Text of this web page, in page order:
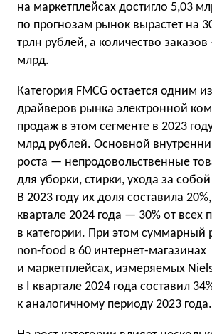
на маркетплейсах достигло 5,03
по прогнозам рынок вырастет на
трлн рублей, а количество
млрд.
Категория FMCG остается одним
драйверов рынка электронной
продаж в этом сегменте в 2023
млрд рублей. Основной
роста — непродовольственные
для уборки, стирки, ухода за
В 2023 году их доля составила
квартале 2024 года — 30% от всех
в категории. При этом суммарный
non-food в 60 интернет-магазинах
и маркетплейсах, измеряемых
в I квартале 2024 года составил
к аналогичному периоду 2023 года.